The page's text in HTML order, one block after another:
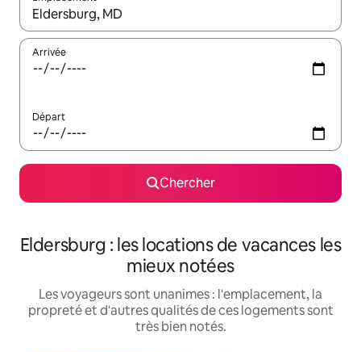
Quand les résultats sont affichés, parcourez-les en utilisant
Arrivée
Départ
Chercher
Eldersburg : les locations de vacances les
mieux notées
Les voyageurs sont unanimes : l'emplacement, la
propreté et d'autres qualités de ces logements sont
très bien notés.